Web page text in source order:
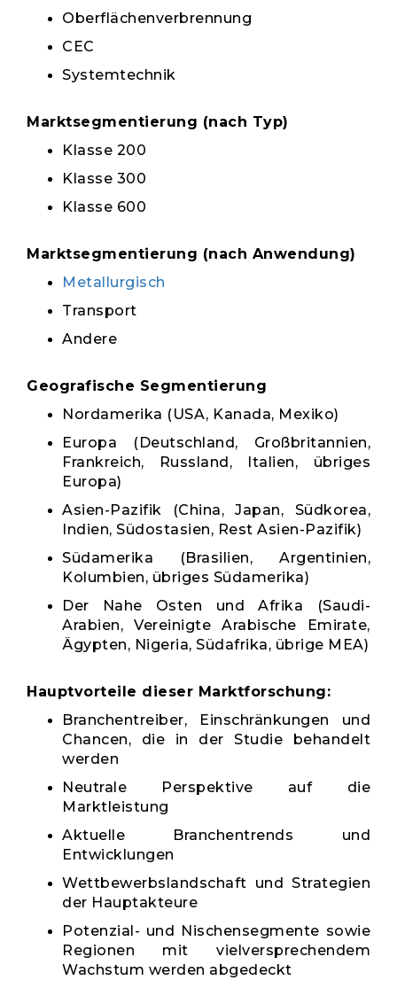
Oberflächenverbrennung
CEC
Systemtechnik
Marktsegmentierung (nach Typ)
Klasse 200
Klasse 300
Klasse 600
Marktsegmentierung (nach Anwendung)
Metallurgisch
Transport
Andere
Geografische Segmentierung
Nordamerika (USA, Kanada, Mexiko)
Europa (Deutschland, Großbritannien,
Frankreich, Russland, Italien, übriges
Europa)
Asien-Pazifik (China, Japan, Südkorea,
Indien, Südostasien, Rest Asien-Pazifik)
Südamerika (Brasilien, Argentinien,
Kolumbien, übriges Südamerika)
Der Nahe Osten und Afrika (Saudi-
Arabien, Vereinigte Arabische Emirate,
Ägypten, Nigeria, Südafrika, übrige MEA)
Hauptvorteile dieser Marktforschung:
Branchentreiber, Einschränkungen und
Chancen, die in der Studie behandelt
werden
Neutrale Perspektive auf die
Marktleistung
Aktuelle Branchentrends und
Entwicklungen
Wettbewerbslandschaft und Strategien
der Hauptakteure
Potenzial- und Nischensegmente sowie
Regionen mit vielversprechendem
Wachstum werden abgedeckt